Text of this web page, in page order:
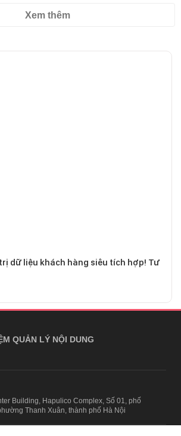
Xem thêm
dữ liệu khách hàng siêu tích hợp! Tư
QUẢN LÝ NỘI DUNG
Building, Hapulico Complex, Số 01, phố
Thanh Xuân, thành phố Hà Nội